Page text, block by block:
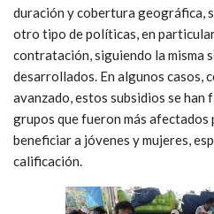
duración y cobertura geográfica,
otro tipo de políticas, en
contratación, siguiendo la misma
desarrollados. En algunos casos,
avanzado, estos subsidios se
grupos que fueron más afectados
beneficiar a jóvenes y mujeres,
calificación.